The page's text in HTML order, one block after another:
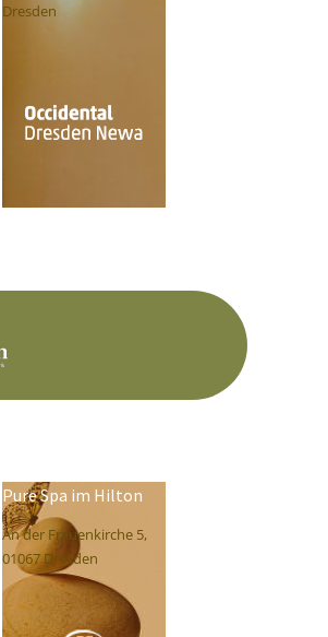
Dresden
Pure Spa im Hilton
An der Frauenkirche 5,
01067 Dresden